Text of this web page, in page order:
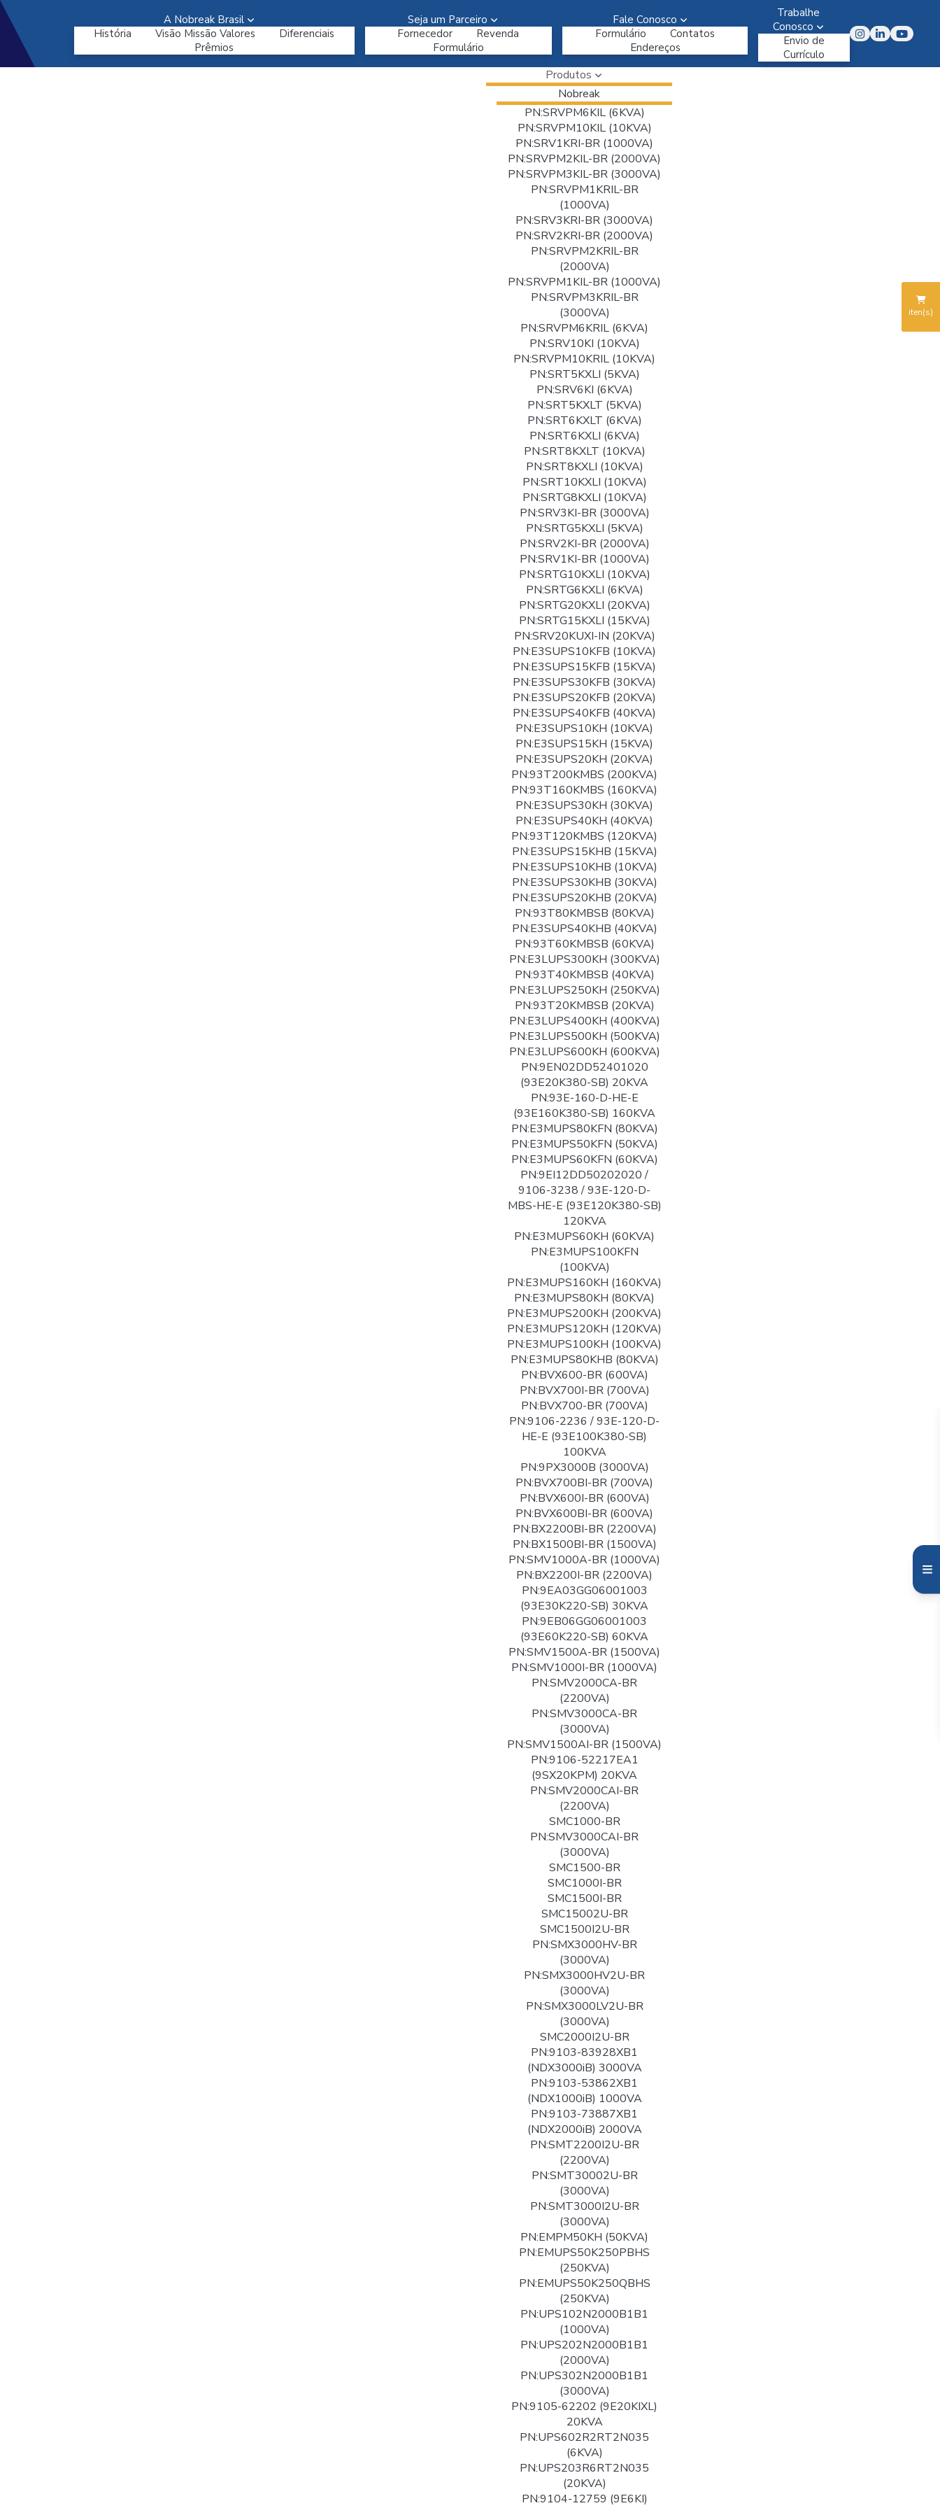
A Nobreak Brasil
História
Visão Missão Valores
Diferenciais
Prêmios
Seja um Parceiro
Fornecedor
Revenda
Formulário
Fale Conosco
Formulário
Contatos
Endereços
Trabalhe
Conosco
Envio de
Currículo
Produtos
Nobreak
PN:SRVPM6KIL (6KVA)
PN:SRVPM10KIL (10KVA)
PN:SRV1KRI-BR (1000VA)
PN:SRVPM2KIL-BR (2000VA)
PN:SRVPM3KIL-BR (3000VA)
PN:SRVPM1KRIL-BR
(1000VA)
PN:SRV3KRI-BR (3000VA)
PN:SRV2KRI-BR (2000VA)
PN:SRVPM2KRIL-BR
(2000VA)
PN:SRVPM1KIL-BR (1000VA)
PN:SRVPM3KRIL-BR
(3000VA)
PN:SRVPM6KRIL (6KVA)
PN:SRV10KI (10KVA)
PN:SRVPM10KRIL (10KVA)
PN:SRT5KXLI (5KVA)
PN:SRV6KI (6KVA)
PN:SRT5KXLT (5KVA)
PN:SRT6KXLT (6KVA)
PN:SRT6KXLI (6KVA)
PN:SRT8KXLT (10KVA)
PN:SRT8KXLI (10KVA)
PN:SRT10KXLI (10KVA)
PN:SRTG8KXLI (10KVA)
PN:SRV3KI-BR (3000VA)
PN:SRTG5KXLI (5KVA)
PN:SRV2KI-BR (2000VA)
PN:SRV1KI-BR (1000VA)
PN:SRTG10KXLI (10KVA)
PN:SRTG6KXLI (6KVA)
PN:SRTG20KXLI (20KVA)
PN:SRTG15KXLI (15KVA)
PN:SRV20KUXI-IN (20KVA)
PN:E3SUPS10KFB (10KVA)
PN:E3SUPS15KFB (15KVA)
PN:E3SUPS30KFB (30KVA)
PN:E3SUPS20KFB (20KVA)
PN:E3SUPS40KFB (40KVA)
PN:E3SUPS10KH (10KVA)
PN:E3SUPS15KH (15KVA)
PN:E3SUPS20KH (20KVA)
PN:93T200KMBS (200KVA)
PN:93T160KMBS (160KVA)
PN:E3SUPS30KH (30KVA)
PN:E3SUPS40KH (40KVA)
PN:93T120KMBS (120KVA)
PN:E3SUPS15KHB (15KVA)
PN:E3SUPS10KHB (10KVA)
PN:E3SUPS30KHB (30KVA)
PN:E3SUPS20KHB (20KVA)
PN:93T80KMBSB (80KVA)
PN:E3SUPS40KHB (40KVA)
PN:93T60KMBSB (60KVA)
PN:E3LUPS300KH (300KVA)
PN:93T40KMBSB (40KVA)
PN:E3LUPS250KH (250KVA)
PN:93T20KMBSB (20KVA)
PN:E3LUPS400KH (400KVA)
PN:E3LUPS500KH (500KVA)
PN:E3LUPS600KH (600KVA)
PN:9EN02DD52401020
(93E20K380-SB) 20KVA
PN:93E-160-D-HE-E
(93E160K380-SB) 160KVA
PN:E3MUPS80KFN (80KVA)
PN:E3MUPS50KFN (50KVA)
PN:E3MUPS60KFN (60KVA)
PN:9EI12DD50202020 /
9106-3238 / 93E-120-D-
MBS-HE-E (93E120K380-SB)
120KVA
PN:E3MUPS60KH (60KVA)
PN:E3MUPS100KFN
(100KVA)
PN:E3MUPS160KH (160KVA)
PN:E3MUPS80KH (80KVA)
PN:E3MUPS200KH (200KVA)
PN:E3MUPS120KH (120KVA)
PN:E3MUPS100KH (100KVA)
PN:E3MUPS80KHB (80KVA)
PN:BVX600-BR (600VA)
PN:BVX700I-BR (700VA)
PN:BVX700-BR (700VA)
PN:9106-2236 / 93E-120-D-
HE-E (93E100K380-SB)
100KVA
PN:9PX3000B (3000VA)
PN:BVX700BI-BR (700VA)
PN:BVX600I-BR (600VA)
PN:BVX600BI-BR (600VA)
PN:BX2200BI-BR (2200VA)
PN:BX1500BI-BR (1500VA)
PN:SMV1000A-BR (1000VA)
PN:BX2200I-BR (2200VA)
PN:9EA03GG06001003
(93E30K220-SB) 30KVA
PN:9EB06GG06001003
(93E60K220-SB) 60KVA
PN:SMV1500A-BR (1500VA)
PN:SMV1000I-BR (1000VA)
PN:SMV2000CA-BR
(2200VA)
PN:SMV3000CA-BR
(3000VA)
PN:SMV1500AI-BR (1500VA)
PN:9106-52217EA1
(9SX20KPM) 20KVA
PN:SMV2000CAI-BR
(2200VA)
SMC1000-BR
PN:SMV3000CAI-BR
(3000VA)
SMC1500-BR
SMC1000I-BR
SMC1500I-BR
SMC15002U-BR
SMC1500I2U-BR
PN:SMX3000HV-BR
(3000VA)
PN:SMX3000HV2U-BR
(3000VA)
PN:SMX3000LV2U-BR
(3000VA)
SMC2000I2U-BR
PN:9103-83928XB1
(NDX3000iB) 3000VA
PN:9103-53862XB1
(NDX1000iB) 1000VA
PN:9103-73887XB1
(NDX2000iB) 2000VA
PN:SMT2200I2U-BR
(2200VA)
PN:SMT30002U-BR
(3000VA)
PN:SMT3000I2U-BR
(3000VA)
PN:EMPM50KH (50KVA)
PN:EMUPS50K250PBHS
(250KVA)
PN:EMUPS50K250QBHS
(250KVA)
PN:UPS102N2000B1B1
(1000VA)
PN:UPS202N2000B1B1
(2000VA)
PN:UPS302N2000B1B1
(3000VA)
PN:9105-62202 (9E20KIXL)
20KVA
PN:UPS602R2RT2N035
(6KVA)
PN:UPS203R6RT2N035
(20KVA)
PN:9104-12759 (9E6KI)
iten(s)